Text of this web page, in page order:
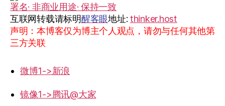
署名· 非商业用途· 保持一致
互联网转载请标明醒客眼地址: thinker.host
声明：本博客仅为博主个人观点，请勿与任何其他第
三方关联
微博1->新浪
镜像1->腾讯@大家